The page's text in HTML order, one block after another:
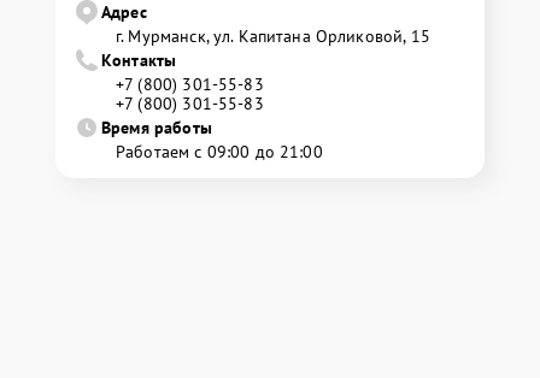
Адрес
г. Мурманск, ул. Капитана Орликовой, 15
Контакты
+7 (800) 301-55-83
+7 (800) 301-55-83
Время работы
Работаем с 09:00 до 21:00